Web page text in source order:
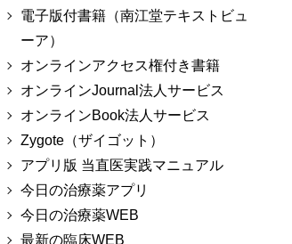
電子版付書籍（南江堂テキストビュ
ーア）
オンラインアクセス権付き書籍
オンラインJournal法人サービス
オンラインBook法人サービス
Zygote（ザイゴット）
アプリ版 当直医実践マニュアル
今日の治療薬アプリ
今日の治療薬WEB
最新の臨床WEB